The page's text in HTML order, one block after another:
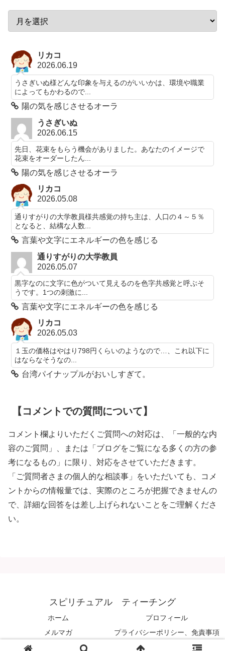
リカコ
2026.06.19
うさぎいぬ様どんな印象を与えるのがいいかは、環境や職業
によってもかわるので...
陽の気を感じさせるオーラ
うさぎいぬ
2026.06.15
先日、花束をもらう機会がありました。あなたのイメージで
花束をオーダーしたん...
陽の気を感じさせるオーラ
リカコ
2026.05.08
通りすがりの大学教員様共感覚の持ち主は、人口の４～５％
となると、結構な人数...
言葉や文字にエネルギーの色を感じる
通りすがりの大学教員
2026.05.07
黒字なのに文字に色がついて見えるのを色字共感覚と呼ぶそ
うです。1つの刺激に...
言葉や文字にエネルギーの色を感じる
リカコ
2026.05.03
１玉の価格はやはり798円くらいのようなので…、これ以下に
はならなそうなの...
台湾パイナップルがおいしすぎて。
【コメントでの質問について】
コメント欄よりいただくご質問への対応は、「一般的な内
容のご質問」、または「ブログをご覧になる多くの方の参
考になるもの」に限り、対応をさせていただきます。
「ご質問者さまの個人的な相談事」をいただいても、コメ
ントからの情報量では、実際のところが把握できませんの
で、詳細な回答をは差し上げられないことをご理解くださ
い。
スピリチュアル ティーチング
ホーム
プロフィール
メルマガ
プライバシーポリシー、免責事項